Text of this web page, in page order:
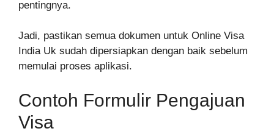
pentingnya.
Jadi, pastikan semua dokumen untuk Online Visa
India Uk sudah dipersiapkan dengan baik sebelum
memulai proses aplikasi.
Contoh Formulir Pengajuan
Visa